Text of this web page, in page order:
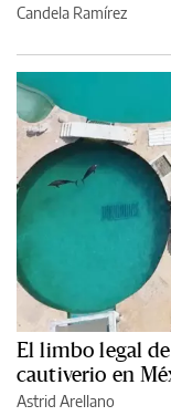
Candela Ramírez
El limbo legal
cautiverio en
Astrid Arellano